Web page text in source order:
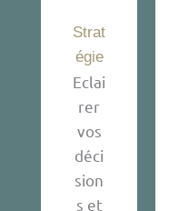
Strat
égie
Eclai
rer
vos
déci
sion
s et